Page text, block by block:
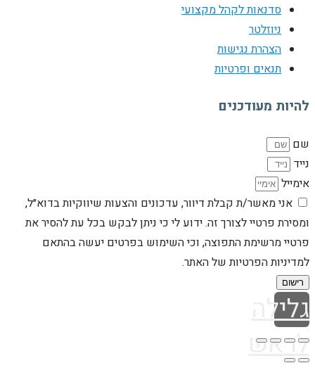
סדנאות לקהל מקצועי
ניוזלטר
הצהרת נגישות
תנאים ופרטיות
להיות מעודכנים
שם
נייד
אימייל
אני מאשר/ת קבלת דיוור, עדכונים והצעות שיווקיות בדוא״ל,
ומסירת פרטיי לצורך זה. ידוע לי כי ניתן לבקש בכל עת להסיר את
פרטיי מרשימת התפוצה, וכי השימוש בפרטים יעשה בהתאם
למדיניות הפרטיות של האתר.
רישום
גלילה
לראש